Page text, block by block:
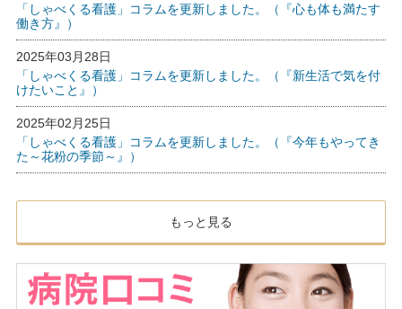
「しゃべくる看護」コラムを更新しました。（『心も体も満たす
働き方』）
2025年03月28日
「しゃべくる看護」コラムを更新しました。（『新生活で気を付
けたいこと』）
2025年02月25日
「しゃべくる看護」コラムを更新しました。（『今年もやってき
た～花粉の季節～』）
もっと見る